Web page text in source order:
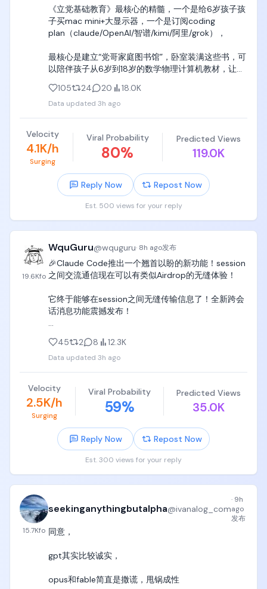
《立党基础教育》最核心的精髓，一个是给6岁孩子孩
子买mac mini+大显示器，一个是订阅coding
plan（claude/OpenAI/智谱/kimi/阿里/grok），
最核心是建立“党哥家庭图书馆”，卧室装满这些书，可
以陪伴孩子从6岁到18岁的数学物理计算机教材，让孩
能。
一定要听党哥的，党哥就住天津图书大厦旁边，这些
书党哥没给童年的自己买齐，党哥想扇自己100个大嘴
巴子，你们一定不要给自己家聪明的孩子留遗憾，先
把书买齐了，孩子只看10%，每本书只看一章，都是有
用的。
1. 小学、初中、高中全年级的数学、物理、信息学基础
上面这些书一定要买齐，供孩子随时按照兴趣翻阅，
吃饭时翻阅，拉屎时翻阅，无聊时翻阅，
3. 大学本科基础数学教材《微积分》《线性代数》
《概率统计》《复变函数》，如果孩子看得津津有味
喜欢物理直接买四大力学教材，或者直接买《费曼物
4. 一定要买齐计算机教材，从6岁可以陪伴到60岁的
几本书，都是党哥自己掏真金白银在天津或者Texas亲
自买过的纸质书，哈佛MIT斯坦福也用这些书当做本科
生或者graduate level（硕士博士阶段课程）教材，记
住，一定要买齐，摆孩子卧室里，让孩子随机翻阅，
随机看，拉屎看，吃饭看，睡觉看，周末看，看一章
节就算稳赚。
记住，这些书尽量买齐，在中国就买影印版中文翻译
版，一本书50块钱，买齐了并不贵，在英语国家可以
买二手英文版，这些书可以陪伴绝大多数人从6岁到
60岁。
a. 《Python Crash Course: A Hands-on, Project-
程：从入门到实践），孩子的第一本编程书，让孩子
105 24 20 18.0K
Data updated 3h ago
Velocity
4.1K/h
Surging
Viral Probability
80%
Predicted Views
119.0K
Reply Now Repost Now
Est. 500 views for your reply
19.6Kfo
WquGuru@wquguru· 8h ago发布
🎉Claude Code推出一个翘首以盼的新功能！session
之间交流通信现在可以有类似Airdrop的无缝体验！
它终于能够在session之间无缝传输信息了！全新跨会
话消息功能震撼发布！
针对不同agent session之间通信不便的问题，Claude
Code引入一个/rename命令，可以给agent session
命名，方便人类和Agent识别
从设计来看，这简直和Airdrop有异曲同工之妙呀，打
开Airdrop，找到目标设备，就能发送信息。打开
Claude Code，输入目标session，就能传递信息。这
意味着原来费劲信息寻找长串session id的时代币已经
3. 自己写好消息内容发送过去
enjoy🥳
45 2 8 12.3K
Data updated 3h ago
Velocity
2.5K/h
Surging
Viral Probability
59%
Predicted Views
35.0K
Reply Now Repost Now
Est. 300 views for your reply
15.7Kfo
seekinganythingbutalpha@ivanalog_com
· 9h
ago
发布
同意，
gpt其实比较诚实，
opus和fable简直是撒谎，甩锅成性